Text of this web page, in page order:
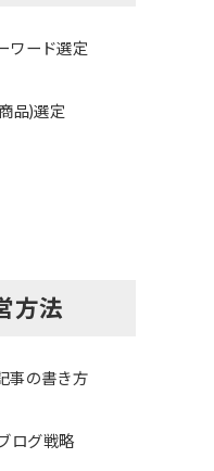
ワード選定
品)選定
方法
事の書き方
ログ戦略